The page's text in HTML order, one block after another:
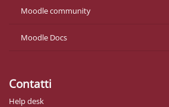
Moodle community
Moodle Docs
Contatti
Help desk